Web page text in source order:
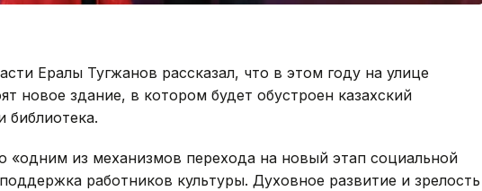
Ералы Тугжанов рассказал, что в этом году на улице
новое здание, в котором будет обустроен казахский
библиотека.
«одним из механизмов перехода на новый этап социальной
работников культуры. Духовное развитие и зрелость